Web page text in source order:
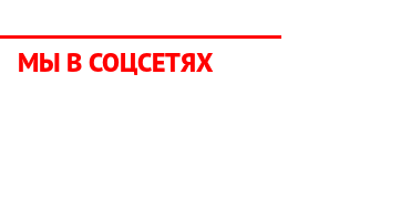
МЫ В СОЦСЕТЯХ